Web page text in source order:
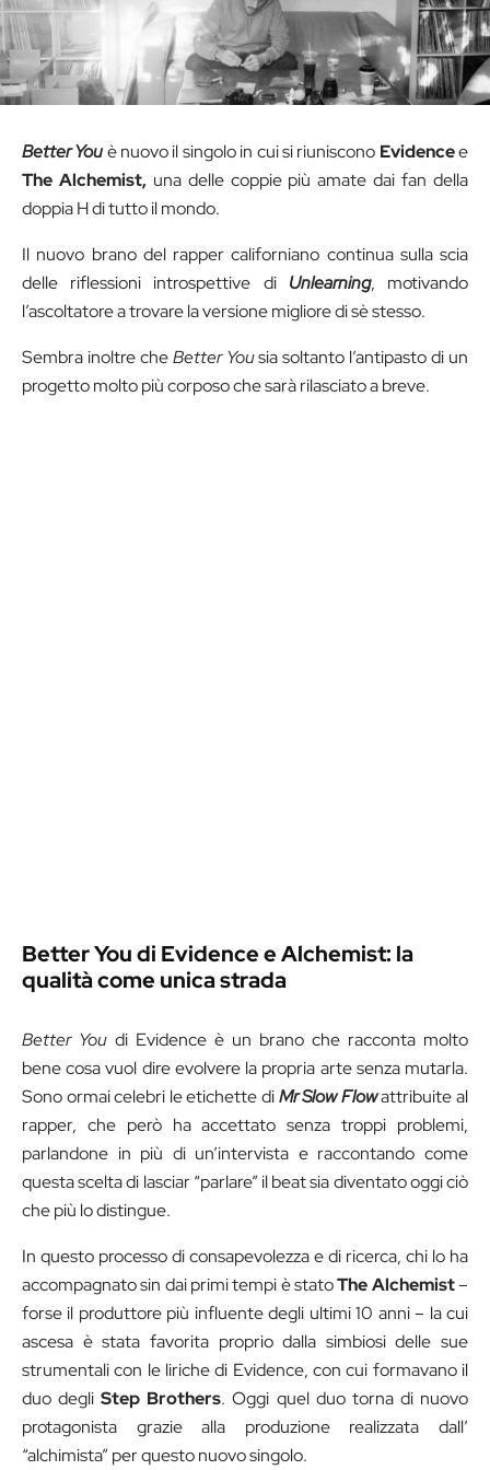
Better Youè nuovo il singolo in cui si riuniscono Evidencee
The Alchemist,una delle coppie più amate dai fan della
doppia H di tutto il mondo.
Il nuovo brano del rapper californiano continua sulla scia
delle riflessioni introspettive di Unlearning, motivando
l’ascoltatore a trovare la versione migliore di sè stesso.
Sembra inoltre cheBetter Yousia soltanto l’antipasto di un
progetto molto più corposo che sarà rilasciato a breve.
Better You di Evidence e Alchemist: la
qualità come unica strada
Better You di Evidence è un brano che racconta molto
bene cosa vuol dire evolvere la propria arte senza mutarla.
Sono ormai celebri le etichette diMr Slow Flowattribuite al
rapper, che però ha accettato senza troppi problemi,
parlandone in più di un’intervista e raccontando come
questa scelta di lasciar “parlare” il beat sia diventato oggi ciò
che più lo distingue.
In questo processo di consapevolezza e di ricerca, chi lo ha
accompagnato sin dai primi tempi è statoThe Alchemist–
forse il produttore più influente degli ultimi 10 anni – la cui
ascesa è stata favorita proprio dalla simbiosi delle sue
strumentali con le liriche di Evidence, con cui formavano il
duo degliStep Brothers. Oggi quel duo torna di nuovo
protagonista grazie alla produzione realizzata dall’
“alchimista” per questo nuovo singolo.